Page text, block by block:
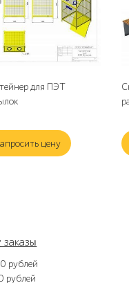
для ПЭТ
цену
рублей
рублей